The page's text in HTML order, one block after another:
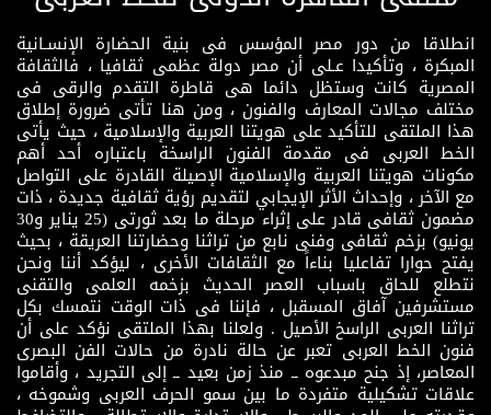
انطلاقا من دور مصر المؤسس فى بنية الحضارة الإنسـانية
المبكرة ، وتأكيدا عـلى أن مصر دولة عظمى ثقافيا ، فالثقافة
المصرية كانت وستظل دائما هى قاطرة التقدم والرقى فى
مختلف مجالات المعارف والفنون ، ومن هنا تأتى ضرورة إطلاق
هذا الملتقى للتأكيد على هويتنا العربية والإسلامية ، حيث يأتى
الخط العربى فى مقدمة الفنون الراسخة باعتباره أحد أهم
مكونات هويتنا العربية والإسلامية الإصيلة القادرة على التواصل
مع الآخر ، وإحداث الأثر الإيجابي لتقديم رؤية ثقافية جديدة ، ذات
مضمون ثقافى قادر على إثراء مرحلة ما بعد ثورتى (25 يناير و30
يونيو) بزخم ثقافى وفنى نابع من تراثنا وحضارتنا العريقة ، بحيث
يفتح حوارا تفاعليا بناءاً مع الثقافات الأخرى ، ليؤكد أننا ونحن
نتطلع للحاق باسباب العصر الحديث بزخمه العلمى والتقنى
مستشرفين آفاق المسقبل ، فإننا فى ذات الوقت نتمسك بكل
تراثنا العربى الراسخ الأصيل . ولعلنا بهذا الملتقى نؤكد على أن
فنون الخط العربى تعبر عن حالة نادرة من حالات الفن البصرى
المعاصر، إذ جنح مبدعوه ــ منذ زمن بعيد ــ إلى التجريد ، وأقاموا
علاقات تشكيلية متفردة ما بين سمو الحرف العربى وشموخه ،